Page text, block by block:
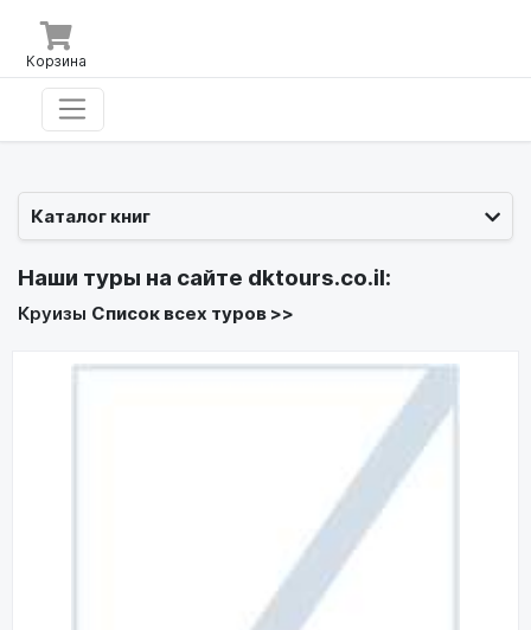
Корзина
Каталог книг
Наши туры на сайте dktours.co.il:
Круизы Список всех туров >>